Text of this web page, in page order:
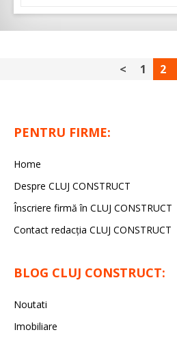
< 1 2
PENTRU FIRME:
Home
Despre CLUJ CONSTRUCT
Înscriere firmă în CLUJ CONSTRUCT
Contact redacția CLUJ CONSTRUCT
BLOG CLUJ CONSTRUCT:
Noutati
Imobiliare